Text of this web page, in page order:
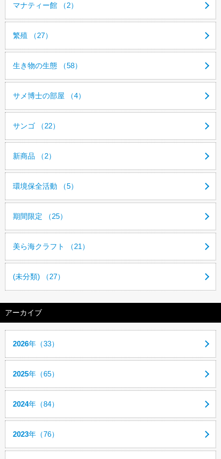
マナティー館 （2）
繁殖 （27）
生き物の生態 （58）
サメ博士の部屋 （4）
サンゴ （22）
新商品 （2）
環境保全活動 （5）
期間限定 （25）
美ら海クラフト （21）
(未分類) （27）
アーカイブ
2026年（33）
2025年（65）
2024年（84）
2023年（76）